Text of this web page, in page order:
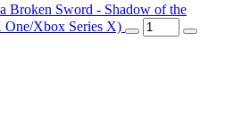
Broken Sword - Shadow of the
Xbox Series X)